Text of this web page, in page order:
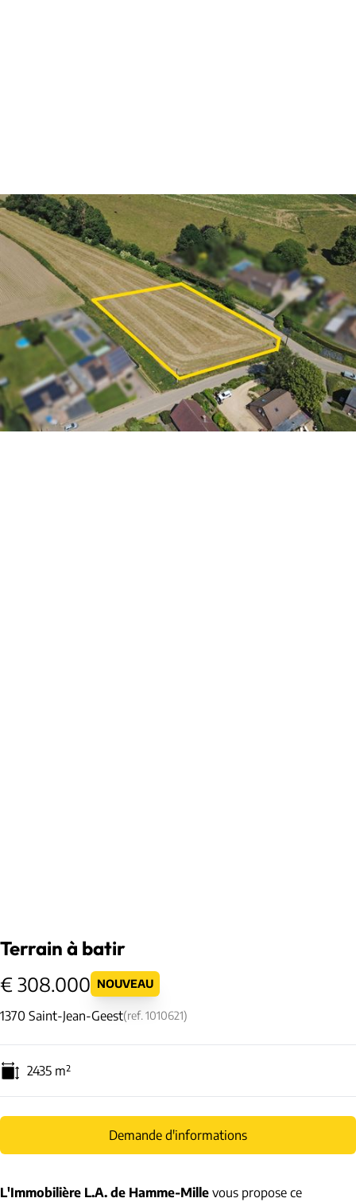
Terrain à batir
€ 308.000 NOUVEAU
1370 Saint-Jean-Geest(ref.1010621)
2435 m²
Demande d'informations
L'Immobilière L.A. de Hamme-Mille vous propose ce